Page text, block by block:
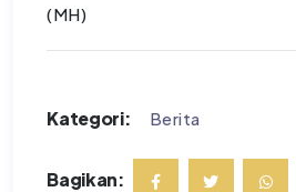
(MH)
Kategori: Berita
Bagikan: